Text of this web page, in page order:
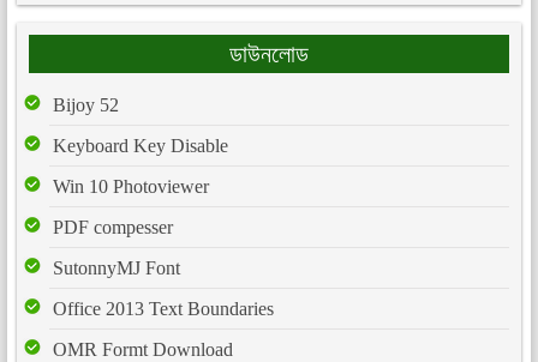
ডাউনলোড
Bijoy 52
Keyboard Key Disable
Win 10 Photoviewer
PDF compesser
SutonnyMJ Font
Office 2013 Text Boundaries
OMR Formt Download